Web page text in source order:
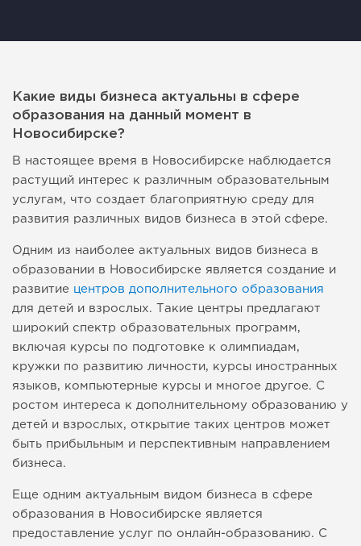
Какие виды бизнеса актуальны в сфере
образования на данный момент в
Новосибирске?
В настоящее время в Новосибирске наблюдается
растущий интерес к различным образовательным
услугам, что создает благоприятную среду для
развития различных видов бизнеса в этой сфере.
Одним из наиболее актуальных видов бизнеса в
образовании в Новосибирске является создание и
развитие центров дополнительного образования
для детей и взрослых. Такие центры предлагают
широкий спектр образовательных программ,
включая курсы по подготовке к олимпиадам,
кружки по развитию личности, курсы иностранных
языков, компьютерные курсы и многое другое. С
ростом интереса к дополнительному образованию у
детей и взрослых, открытие таких центров может
быть прибыльным и перспективным направлением
бизнеса.
Еще одним актуальным видом бизнеса в сфере
образования в Новосибирске является
предоставление услуг по онлайн-образованию. С